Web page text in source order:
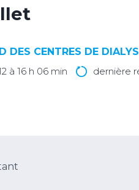
DES CENTRES DE
à 16 h 06 min dernière